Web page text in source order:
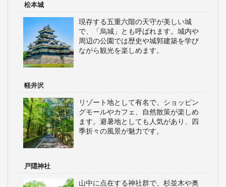
松本城
現存する五重六階の天守が美しい城
で、「烏城」とも呼ばれます。城内や
周辺の公園では歴史や城郭建築を学び
ながら観光を楽しめます。
軽井沢
リゾート地として有名で、ショッピン
グモールやカフェ、自然散策が楽しめ
ます。避暑地としても人気があり、四
季折々の風景が魅力です。
戸隠神社
山中に点在する神社群で、杉並木や奥